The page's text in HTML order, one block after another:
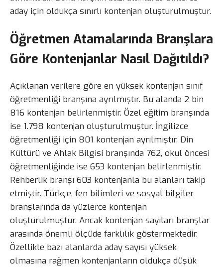
aday için oldukça sınırlı kontenjan oluşturulmuştur.
Öğretmen Atamalarında Branşlara
Göre Kontenjanlar Nasıl Dağıtıldı?
Açıklanan verilere göre en yüksek kontenjan sınıf
öğretmenliği branşına ayrılmıştır. Bu alanda 2 bin
816 kontenjan belirlenmiştir. Özel eğitim branşında
ise 1.798 kontenjan oluşturulmuştur. İngilizce
öğretmenliği için 801 kontenjan ayrılmıştır. Din
Kültürü ve Ahlak Bilgisi branşında 762, okul öncesi
öğretmenliğinde ise 653 kontenjan belirlenmiştir.
Rehberlik branşı 603 kontenjanla bu alanları takip
etmiştir. Türkçe, fen bilimleri ve sosyal bilgiler
branşlarında da yüzlerce kontenjan
oluşturulmuştur. Ancak kontenjan sayıları branşlar
arasında önemli ölçüde farklılık göstermektedir.
Özellikle bazı alanlarda aday sayısı yüksek
olmasına rağmen kontenjanların oldukça düşük